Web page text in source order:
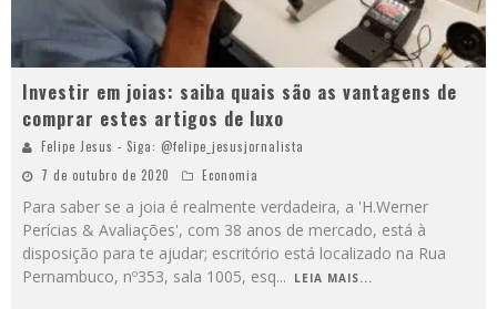
Investir em joias: saiba quais são as vantagens de
comprar estes artigos de luxo
Felipe Jesus - Siga: @felipe_jesusjornalista
7 de outubro de 2020
Economia
Para saber se a joia é realmente verdadeira, a 'H.Werner
Perícias & Avaliações', com 38 anos de mercado, está à
disposição para te ajudar; escritório está localizado na Rua
Pernambuco, nº353, sala 1005, esq... LEIA MAIS...